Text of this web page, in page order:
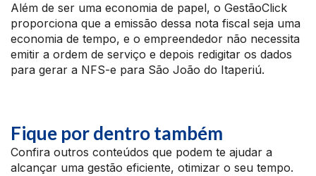
Além de ser uma economia de papel, o GestãoClick
proporciona que a emissão dessa nota fiscal seja uma
economia de tempo, e o empreendedor não necessita
emitir a ordem de serviço e depois redigitar os dados
para gerar a NFS-e para São João do Itaperiú.
Fique por dentro também
Confira outros conteúdos que podem te ajudar a
alcançar uma gestão eficiente, otimizar o seu tempo.